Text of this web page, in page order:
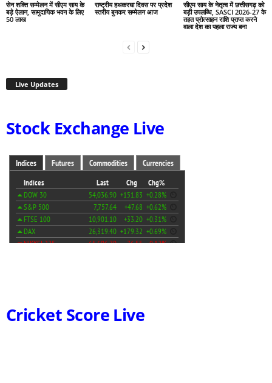
सेन शक्ति सम्मेलन में सीएम साय के
बड़े ऐलान, सामुदायिक भवन के लिए
50 लाख
राष्ट्रीय हथकरघा दिवस पर प्रदेश
स्तरीय बुनकर सम्मेलन आज
सीएम साय के नेतृत्व में छत्तीसगढ़ को
बड़ी उपलब्धि, SASCI 2026-27 के
तहत प्रोत्साहन राशि प्राप्त करने
वाला देश का पहला राज्य बना
Live Updates
Stock Exchange Live
Cricket Score Live